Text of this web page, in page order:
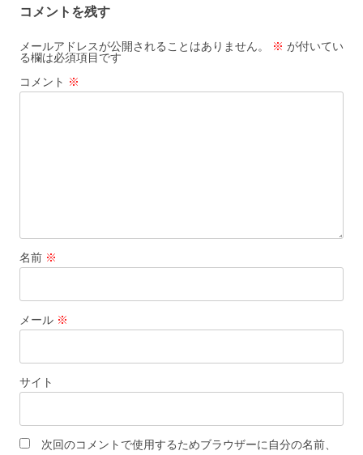
ゲ
ー
シ
ョ
コメントを残す
メールアドレスが公開されることはありません。 ※ が付いてい
る欄は必須項目です
コメント ※
名前 ※
メール ※
サイト
次回のコメントで使用するためブラウザーに自分の名前、